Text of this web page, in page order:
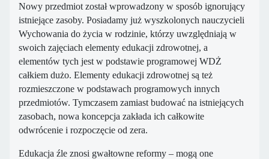
Nowy przedmiot został wprowadzony w sposób ignorujący
istniejące zasoby. Posiadamy już wyszkolonych nauczycieli
Wychowania do życia w rodzinie, którzy uwzględniają w
swoich zajęciach elementy edukacji zdrowotnej, a
elementów tych jest w podstawie programowej WDŻ
całkiem dużo. Elementy edukacji zdrowotnej są też
rozmieszczone w podstawach programowych innych
przedmiotów. Tymczasem zamiast budować na istniejących
zasobach, nowa koncepcja zakłada ich całkowite
odwrócenie i rozpoczęcie od zera.
Edukacja źle znosi gwałtowne reformy – mogą one